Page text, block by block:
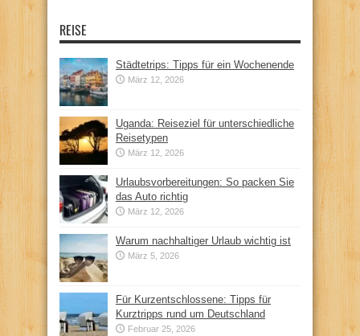
REISE
Städtetrips: Tipps für ein Wochenende
März 12, 2026
Uganda: Reiseziel für unterschiedliche
Reisetypen
März 12, 2026
Urlaubsvorbereitungen: So packen Sie
das Auto richtig
März 12, 2026
Warum nachhaltiger Urlaub wichtig ist
März 5, 2026
Für Kurzentschlossene: Tipps für
Kurztripps rund um Deutschland
Februar 25, 2026